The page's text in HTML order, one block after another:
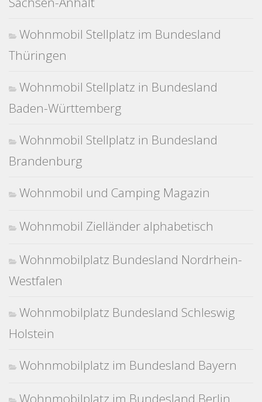
Wohnmobil Stellplatz im Bundesland
Thüringen
Wohnmobil Stellplatz in Bundesland
Baden-Württemberg
Wohnmobil Stellplatz in Bundesland
Brandenburg
Wohnmobil und Camping Magazin
Wohnmobil Zielländer alphabetisch
Wohnmobilplatz Bundesland Nordrhein-
Westfalen
Wohnmobilplatz Bundesland Schleswig
Holstein
Wohnmobilplatz im Bundesland Bayern
Wohnmobilplatz im Bundesland Berlin